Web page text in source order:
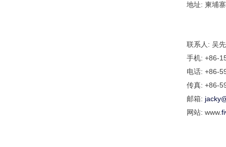
地址: 柬埔
联系人: 吴
手机: +86-
电话: +86-
传真: +86-
邮箱:
网站: www.